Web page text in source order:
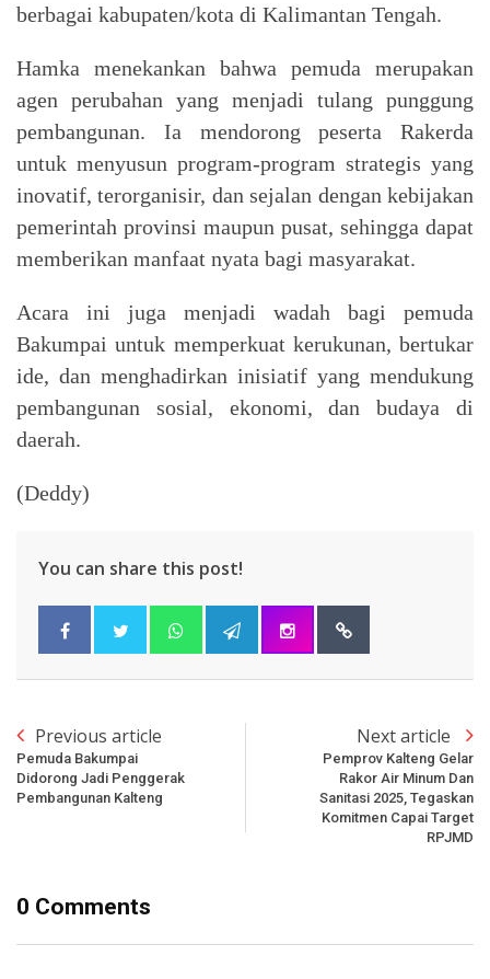
berbagai kabupaten/kota di Kalimantan Tengah.
Hamka menekankan bahwa pemuda merupakan
agen perubahan yang menjadi tulang punggung
pembangunan. Ia mendorong peserta Rakerda
untuk menyusun program-program strategis yang
inovatif, terorganisir, dan sejalan dengan kebijakan
pemerintah provinsi maupun pusat, sehingga dapat
memberikan manfaat nyata bagi masyarakat.
Acara ini juga menjadi wadah bagi pemuda
Bakumpai untuk memperkuat kerukunan, bertukar
ide, dan menghadirkan inisiatif yang mendukung
pembangunan sosial, ekonomi, dan budaya di
daerah.
(Deddy)
You can share this post!
Previous article
Pemuda Bakumpai
Didorong Jadi Penggerak
Pembangunan Kalteng
Next article
Pemprov Kalteng Gelar
Rakor Air Minum Dan
Sanitasi 2025, Tegaskan
Komitmen Capai Target
RPJMD
0 Comments